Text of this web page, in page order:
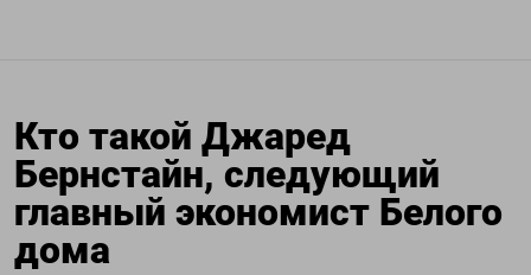
Кто такой Джаред
Бернстайн, следующий
главный экономист Белого
дома